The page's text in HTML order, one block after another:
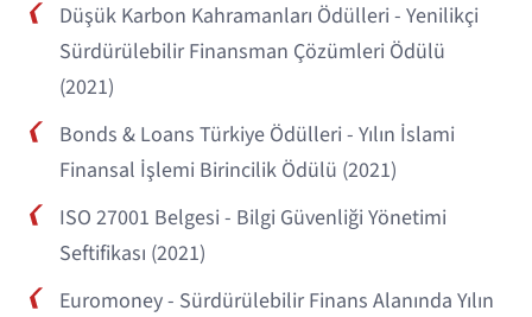
Düşük Karbon Kahramanları Ödülleri - Yenilikçi
Sürdürülebilir Finansman Çözümleri Ödülü
(2021)
Bonds & Loans Türkiye Ödülleri - Yılın İslami
Finansal İşlemi Birincilik Ödülü (2021)
ISO 27001 Belgesi - Bilgi Güvenliği Yönetimi
Seftifikası (2021)
Euromoney - Sürdürülebilir Finans Alanında Yılın